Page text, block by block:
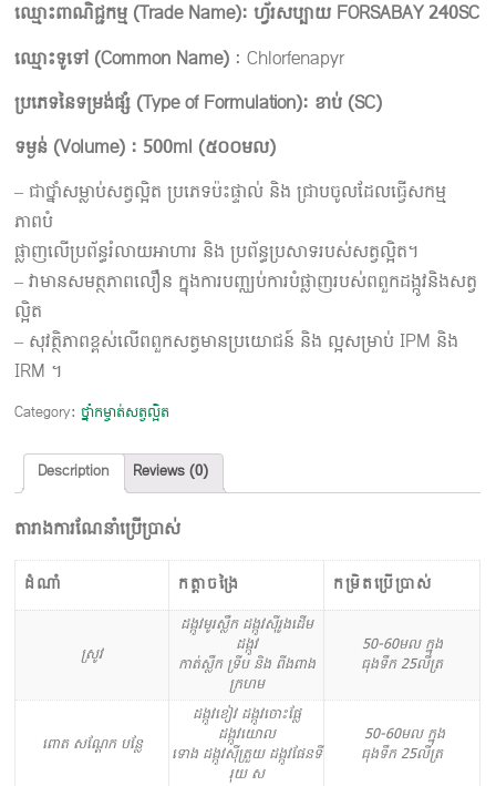
ឈ្មោះពាណិជ្ជកម្ម (Trade Name): ហ្វ័រសប្បាយ FORSABAY 240SC
ឈ្មោះទូទៅ (Common Name) : Chlorfenapyr
ប្រភេទនៃទម្រង់ផ្សំ (Type of Formulation): ខាប់ (SC)
ទម្ងន់ (Volume) : ​ 500ml (៥០០មល)
– ជាថ្នាំសម្លាប់សត្វល្អិត ប្រភេទប៉ះផ្ទាល់ និង ជ្រាបចូលដែលធ្វើសកម្ម
ភាពបំ
ផ្លាញលើប្រព័ន្ធរំលាយអាហារ និង ប្រព័ន្ធប្រសាទរបស់សត្វល្អិត។
– វាមានសមត្ថភាពលឿន ក្នុងការបញ្ឈប់ការបំផ្លាញរបស់ពពួកដង្កូវនិងសត្វ
ល្អិត
– សុវត្ថិភាពខ្ពស់លើពពួកសត្វមានប្រយោជន៍ និង ល្អសម្រាប់ IPM និង
IRM ។
Category:ថ្នាំកម្ចាត់សត្វល្អិត
Description Reviews (0)
តារាងការណែនាំប្រើប្រាស់
ដំណាំ កត្តាចង្រៃ កម្រិតប្រើប្រាស់
ស្រូវ
ដង្កូវមូរស្លឹក ដង្កូវស៊ីរូងដើម
ដង្កូវ
កាត់ស្លឹក ទ្រីប និង ពីងពាង
ក្រហម
50-60មល ក្នុង
ធុងទឹក 25លីត្រ
ពោត សណ្តែក បន្លែ
ដង្កូវខៀវ ដង្កូវចោះផ្លែ
ដង្កូវយោល
ទោង ដង្កូវស៊ីត្រួយ ដង្កូវផែនទី
រុយ ស
50-60មល ក្នុង
ធុងទឹក 25លីត្រ